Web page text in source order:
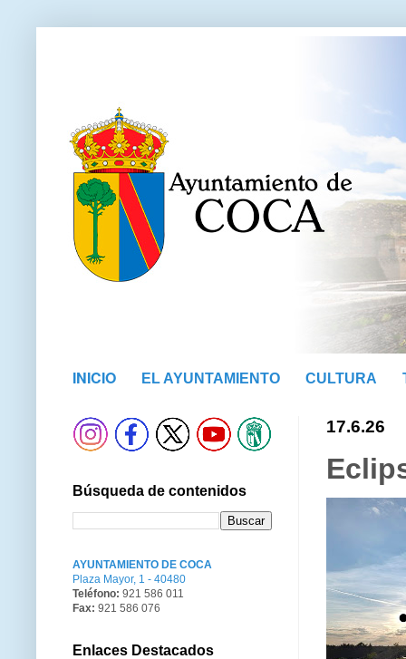
INICIO EL AYUNTAMIENTO CULTURA
17.6.26
Búsqueda de contenidos
AYUNTAMIENTO DE COCA
Plaza Mayor, 1 - 40480
Teléfono: 921 586 011
Fax: 921 586 076
Enlaces Destacados